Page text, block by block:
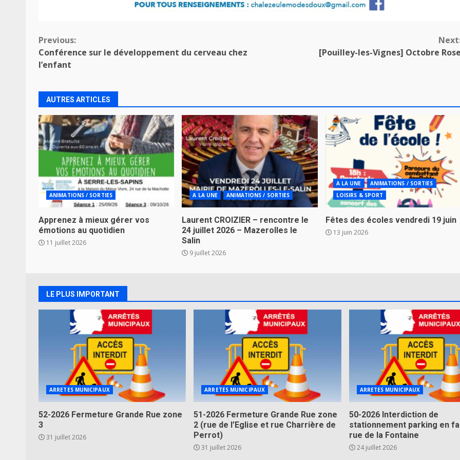
Continue
Reading
Previous:
Conférence sur le développement du cerveau chez
l’enfant
[Pouilley-les-Vignes] Octobre
AUTRES ARTICLES
ANIMATIONS / SORTIES
Apprenez à mieux gérer vos
émotions au quotidien
11 juillet 2026
A LA UNE ANIMATIONS / SORTIES
Laurent CROIZIER – rencontre le
24 juillet 2026 – Mazerolles le
Salin
9 juillet 2026
A LA UNE
ANIMATIONS / SORTIES
LOISIRS & SPORT
Fêtes des écoles vendredi 19 juin
13 juin 2026
LE PLUS IMPORTANT
ARRETES MUNICIPAUX
52-2026 Fermeture Grande Rue zone
3
31 juillet 2026
ARRETES MUNICIPAUX
51-2026 Fermeture Grande Rue zone
2 (rue de l’Eglise et rue Charrière de
Perrot)
31 juillet 2026
ARRETES MUNICIPAUX
50-2026 Interdiction de
stationnement parking en
rue de la Fontaine
24 juillet 2026